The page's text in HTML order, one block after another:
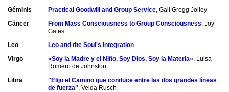
de
para la
Géminis
Practical Goodwill and Group Service , Gail Gregg Jolley
Cáncer
From Mass Consciousness to Group Consciousness , Joy
Gates
Leo
Leo and the Soul's Integration
Virgo
«Soy la Madre y el Niño, Soy Dios, Soy la Materia» , Luisa
Romero de Johnston
Libra
"Elijo el Camino que conduce entre las dos grandes líneas
de fuerza" , Velda Rusch